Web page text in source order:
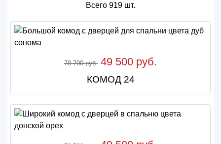
Всего 919 шт.
70 700 руб. 49 500 руб.
КОМОД 24